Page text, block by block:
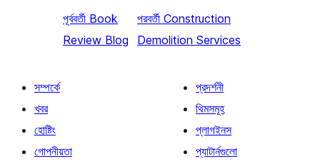
পূর্ববর্তী Book
Review Blog
পরবর্তী Construction
Demolition Services
সম্পর্কে
খবর
হোষ্টিং
গোপনীয়তা
প্রদর্শনী
থিমসমূহ
প্লাগইনস
প্যাটার্নগুলো